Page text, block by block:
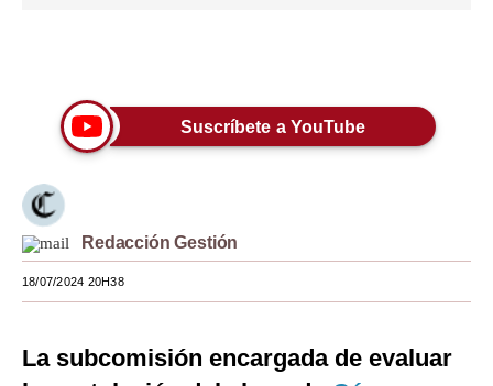
Blogs
Lujo
Viajes
Suscríbete a YouTube
Redacción Gestión
18/07/2024 20H38
La subcomisión encargada de evaluar